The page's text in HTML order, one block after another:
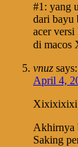
#1: yang
dari bayu
acer
di macos
vnuz says:
April 4,
Akhirnya
Saking